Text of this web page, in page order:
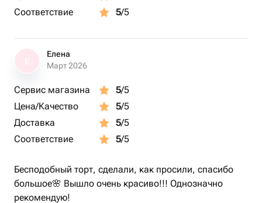
Соответствие
5/5
Елена
Март 2026
Сервис магазина 5/5
Цена/Качество
5/5
Доставка
5/5
Соответствие
5/5
Бесподобный торт, сделали, как просили, спасибо
большое🌸 Вышло очень красиво!!! Однозначно
рекомендую!